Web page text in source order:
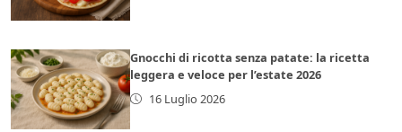
Gnocchi di ricotta senza patate: la ricetta
leggera e veloce per l’estate 2026
16 Luglio 2026